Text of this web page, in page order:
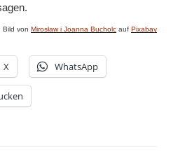
Bild von Mirosław i Joanna Bucholc auf Pixabay
X WhatsApp